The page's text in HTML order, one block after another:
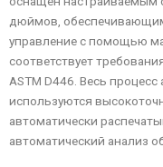
дюймов,
управление с помощью
соответствует
ASTM D446. Весь
используются
автоматически
автоматический анализ